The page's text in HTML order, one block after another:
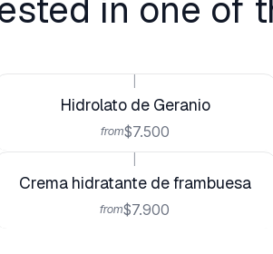
in one of
Hidrolato de Geranio
from$7.500
Crema hidratante de frambuesa
from$7.900